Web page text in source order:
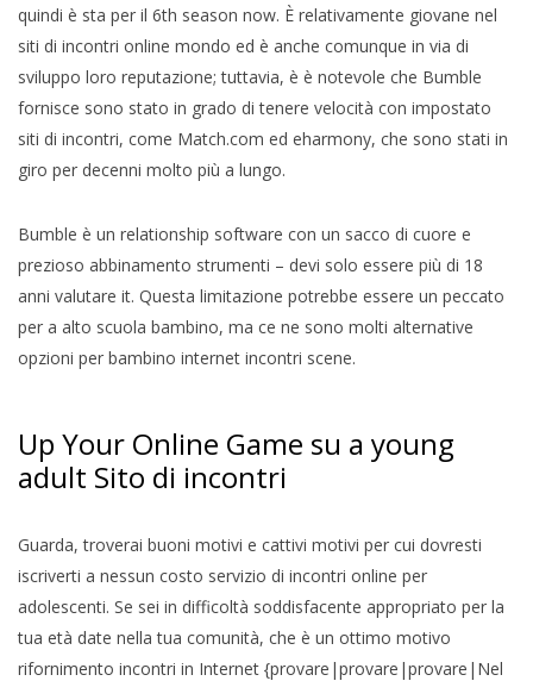
quindi è sta per il 6th season now. È relativamente giovane nel
siti di incontri online mondo ed è anche comunque in via di
sviluppo loro reputazione; tuttavia, è è notevole che Bumble
fornisce sono stato in grado di tenere velocità con impostato
siti di incontri, come Match.com ed eharmony, che sono stati in
giro per decenni molto più a lungo.
Bumble è un relationship software con un sacco di cuore e
prezioso abbinamento strumenti – devi solo essere più di 18
anni valutare it. Questa limitazione potrebbe essere un peccato
per a alto scuola bambino, ma ce ne sono molti alternative
opzioni per bambino internet incontri scene.
Up Your Online Game su a young
adult Sito di incontri
Guarda, troverai buoni motivi e cattivi motivi per cui dovresti
iscriverti a nessun costo servizio di incontri online per
adolescenti. Se sei in difficoltà soddisfacente appropriato per la
tua età date nella tua comunità, che è un ottimo motivo
rifornimento incontri in Internet {provare|provare|provare|Nel